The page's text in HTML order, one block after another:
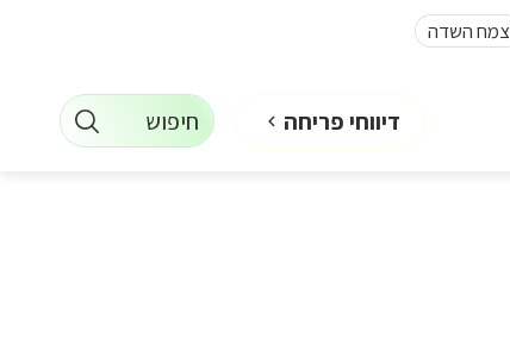
צמח השדה
דיווחי פריחה חיפוש